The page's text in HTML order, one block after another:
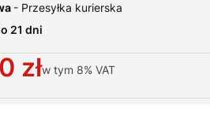
- Przesyłka kurierska
21 dni
złw tym 8% VAT